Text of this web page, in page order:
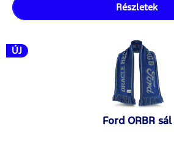
Részletek
ÚJ
Ford ORBR sál